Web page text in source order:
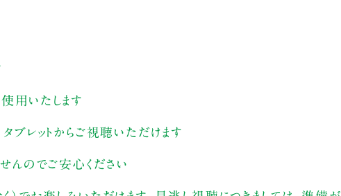
用いたします
ブレットからご視聴いただけます
んのでご安心ください